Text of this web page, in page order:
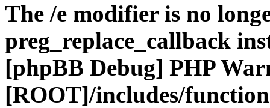
The /e modifier is no
preg_replace_callback
[phpBB Debug] PHP
[ROOT]/includes/